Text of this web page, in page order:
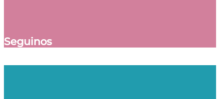
Seguinos